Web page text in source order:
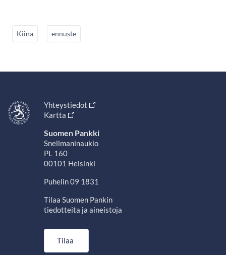
Kiina ennuste
Yhteystiedot
Kartta
Suomen Pankki
Snellmaninaukio
PL 160
00101 Helsinki
Puhelin 09 1831
Tilaa Suomen Pankin
tiedotteita ja aineistoja
Tilaa